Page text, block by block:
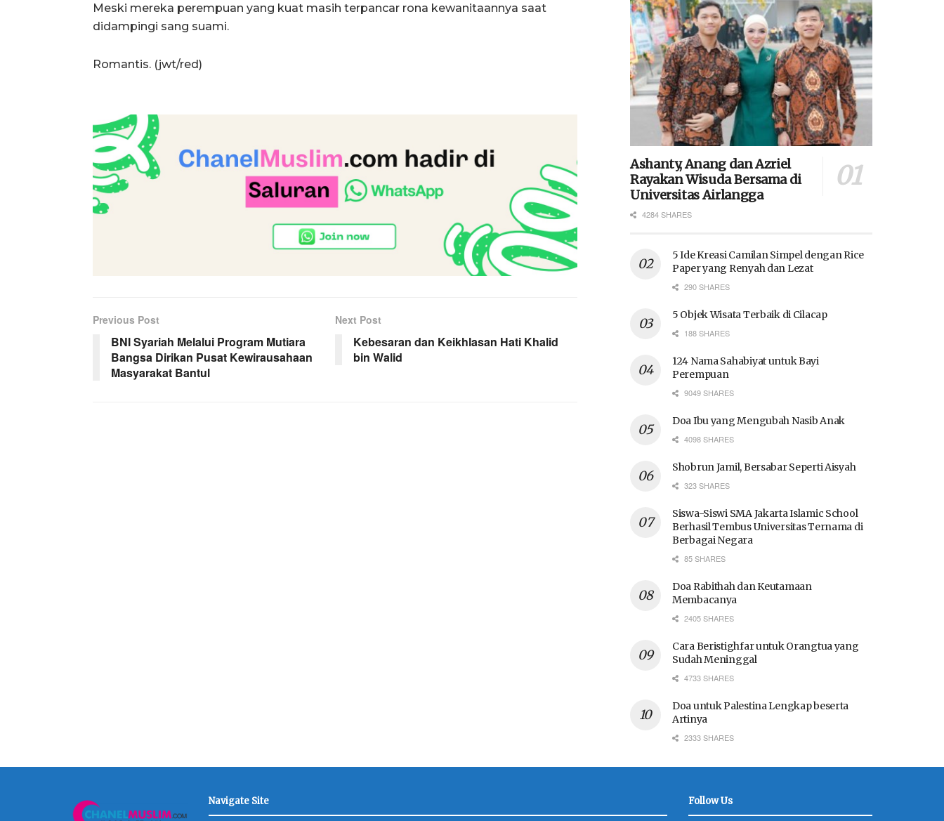
Meski mereka perempuan yang kuat masih terpancar rona kewanitaannya saat
didampingi sang suami.
Romantis. (jwt/red)
Previous Post
BNI Syariah Melalui Program Mutiara
Bangsa Dirikan Pusat Kewirausahaan
Masyarakat Bantul
Next Post
Kebesaran dan Keikhlasan Hati Khalid
bin Walid
Ashanty, Anang dan Azriel
Rayakan Wisuda Bersama di
Universitas Airlangga
4284 SHARES
5 Ide Kreasi Camilan Simpel dengan Rice
Paper yang Renyah dan Lezat
290 SHARES
5 Objek Wisata Terbaik di Cilacap
188 SHARES
124 Nama Sahabiyat untuk Bayi
Perempuan
9049 SHARES
Doa Ibu yang Mengubah Nasib Anak
4098 SHARES
Shobrun Jamil, Bersabar Seperti Aisyah
323 SHARES
Siswa-Siswi SMA Jakarta Islamic School
Berhasil Tembus Universitas Ternama di
Berbagai Negara
85 SHARES
Doa Rabithah dan Keutamaan
Membacanya
2405 SHARES
Cara Beristighfar untuk Orangtua yang
Sudah Meninggal
4733 SHARES
Doa untuk Palestina Lengkap beserta
Artinya
2333 SHARES
Navigate Site Follow Us